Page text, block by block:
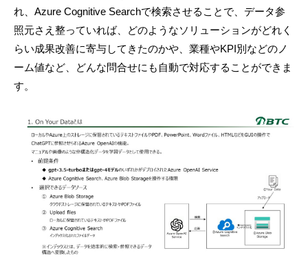
れ、Azure Cognitive Searchで検索させることで、データ参
照元さえ整っていれば、どのようなソリューションがどれく
らい成果改善に寄与してきたのかや、業種やKPI別などのノ
ーム値など、どんな問合せにも自動で対応することができま
す。